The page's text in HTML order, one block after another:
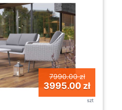
7990.00 zł
3995.00 zł
szt